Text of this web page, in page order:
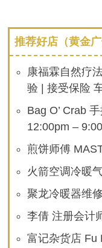
推荐好店（黄金广
康福霖自然疗
验 | 接受保险
Bag O’ Crab
12:00pm –
煎饼师傅
火箭空调冷暖
聚龙冷暖器维
李倩 注册会计
富记杂货店 Fu